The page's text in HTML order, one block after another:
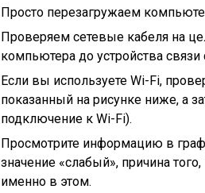
Просто перезагружаем
Проверяем сетевые кабеля на
компьютера до устройства
Если вы используете Wi-Fi,
показанный на рисунке ниже, а
подключение к Wi-Fi).
Просмотрите информацию в
значение «слабый», причина
именно в этом.